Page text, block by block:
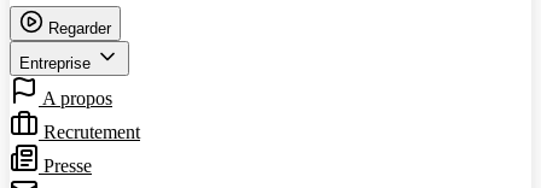
Regarder
Entreprise
A propos
Recrutement
Presse